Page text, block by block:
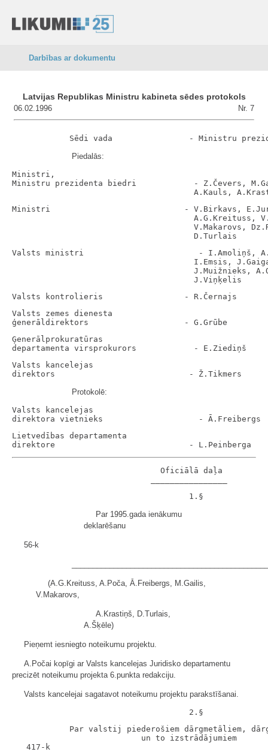
Darbības ar dokumentu
Latvijas Republikas Ministru kabineta sēdes protokols
06.02.1996 Nr. 7
Piedalās:
Ministri,
Ministru prezidenta biedri            - Z.Čevers,
Ministri                            - V.Birkavs,
A.G.Kreituss,
V.Makarovs,
Valsts ministri                        - I.Amoliņš,
I.Emsis,
J.Muižnieks,
Valsts zemes dienesta
Ģenerālprokuratūras
Valsts kancelejas
Protokolē:
Valsts kancelejas
Lietvedības departamenta
Oficiālā daļa
Par 1995.gada ienākumu
deklarēšanu
56-k
(A.G.Kreituss, A.Poča, Ā.Freibergs, M.Gailis,
V.Makarovs,
A.Krastiņš, D.Turlais,
A.Šķēle)
Pieņemt iesniegto noteikumu projektu.
A.Počai kopīgi ar Valsts kancelejas Juridisko departamentu
precizēt noteikumu projekta 6.punkta redakciju.
Valsts kancelejai sagatavot noteikumu projektu parakstīšanai.
Par valstij piederošiem dārgmetāliem,
un to izstrādājumiem
417-k